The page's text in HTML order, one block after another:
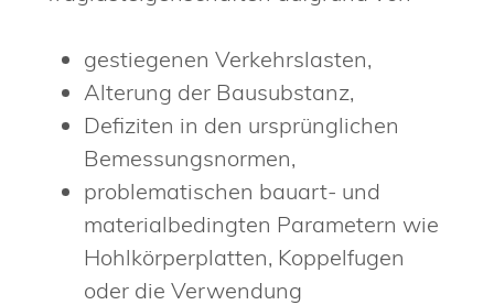
gestiegenen Verkehrslasten,
Alterung der Bausubstanz,
Defiziten in den ursprünglichen
Bemessungsnormen,
problematischen bauart- und
materialbedingten Parametern wie
Hohlkörperplatten, Koppelfugen
oder die Verwendung